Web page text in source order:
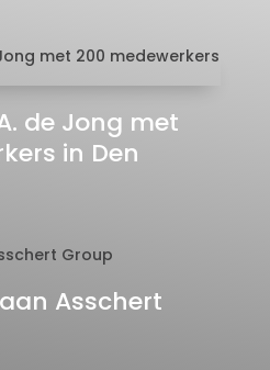
de Jong met
in Den
Asschert